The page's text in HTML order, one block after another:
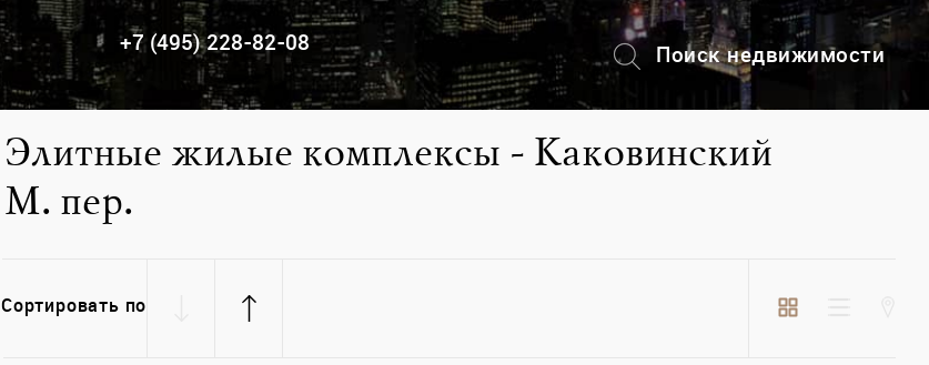
+7 (495) 228-82-08
Поиск недвижимости
+7 (495) 228-82-08
Элитные жилые комплексы - Каковинский
М. пер.
Сортировать по